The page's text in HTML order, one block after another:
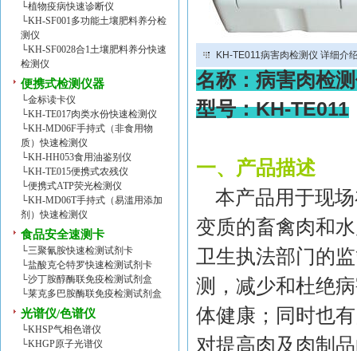
└植物疫病快速诊断仪
└KH-SF001多功能土壤肥料养分检
测仪
└KH-SF0028合1土壤肥料养分快速
检测仪
便携式检测仪器
└金标读卡仪
└KH-TE017肉类水份快速检测仪
└KH-MD06F手持式（非食用物
质）快速检测仪
└KH-HH053食用油鉴别仪
└KH-TE015便携式农残仪
└便携式ATP荧光检测仪
└KH-MD06T手持式（易滥用添加
剂）快速检测仪
食品安全速测卡
└三聚氰胺快速检测试剂卡
└盐酸克仑特罗快速检测试剂卡
└沙丁胺醇酶联免疫检测试剂盒
└莱克多巴胺酶联免疫检测试剂盒
光谱仪/色谱仪
└KHSP气相色谱仪
└KHGP原子光谱仪
KH-TE011病害肉检测仪 详细介
名称：病害肉检
型号：KH-TE011
一、产品描述
本产品用于现
变质的畜禽肉和
卫生执法部门的
测，减少和杜绝
体健康；同时也
对提高肉及肉制